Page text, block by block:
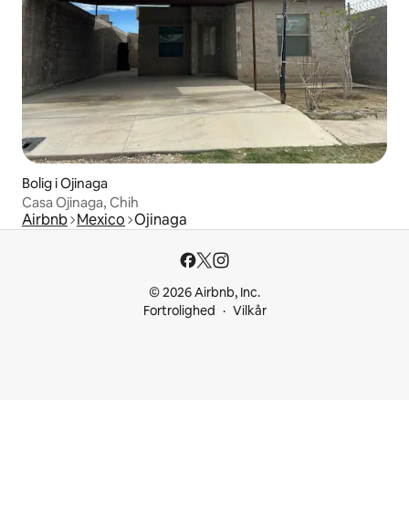
Bolig i Ojinaga
Casa Ojinaga, Chih
Airbnb Mexico Ojinaga
© 2026 Airbnb, Inc.
Fortrolighed
Vilkår